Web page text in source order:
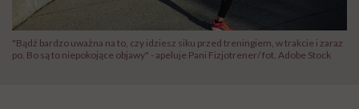
"Bądź bardzo uważna na to, czy idziesz siku przed treningiem, w trakcie i zaraz
po. Bo są to niepokojące objawy" - apeluje Pani Fizjotrener/ fot. Adobe Stock